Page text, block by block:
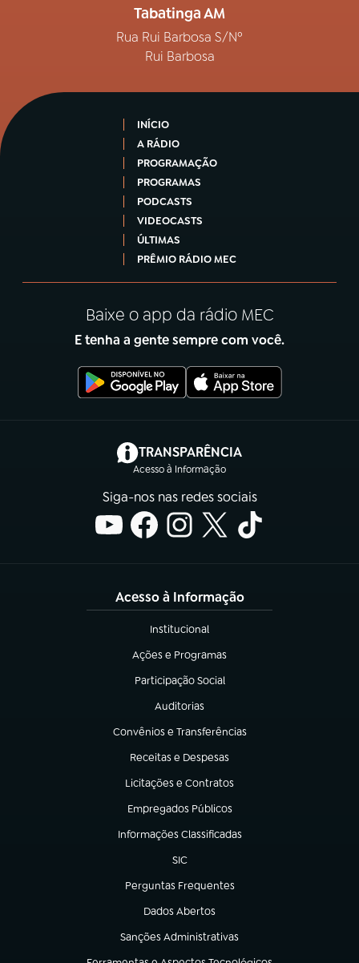
Tabatinga AM
Rua Rui Barbosa S/Nº
Rui Barbosa
INÍCIO
A RÁDIO
PROGRAMAÇÃO
PROGRAMAS
PODCASTS
VIDEOCASTS
ÚLTIMAS
PRÊMIO RÁDIO MEC
Baixe o app da rádio MEC
E tenha a gente sempre com você.
TRANSPARÊNCIA
Acesso à Informação
(abre em nova aba)
Siga-nos nas redes sociais
Acesso à Informação
Institucional
(abre em nova aba)
Ações e Programas
(abre em nova aba)
Participação Social
(abre em nova aba)
Auditorias
(abre em nova aba)
Convênios e Transferências
(abre em nova aba)
Receitas e Despesas
(abre em nova aba)
Licitações e Contratos
(abre em nova aba)
Empregados Públicos
(abre em nova aba)
Informações Classificadas
(abre em nova aba)
SIC
(abre em nova aba)
Perguntas Frequentes
(abre em nova aba)
Dados Abertos
(abre em nova aba)
Sanções Administrativas
(abre em nova aba)